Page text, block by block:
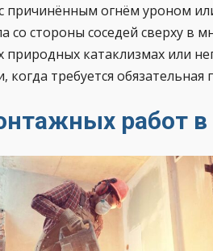
причинённым огнём уроном
со стороны соседей сверху в
природных катаклизмах или
когда требуется
работ в